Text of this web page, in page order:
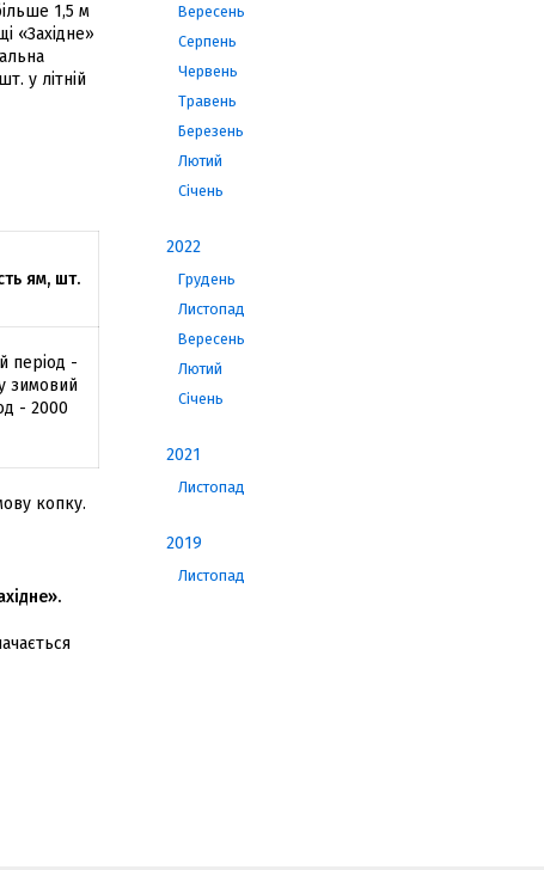
Вересень
Серпень
Червень
Травень
Березень
Лютий
Січень
2022
Грудень
Листопад
Вересень
Лютий
Січень
2021
Листопад
2019
Листопад
1,5 м
«Західне»
у літній
ям, шт.
період -
зимовий
- 2000
копку.